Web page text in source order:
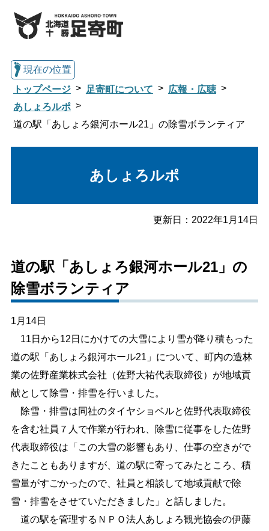
総合トップへ戻る
くらし・行政情報トップ
暮らし・手続き
しごと・産業
文字サイズ
標準 拡大
色合い
白 黒 黄 青
リセット
language
閉じる
現在の位置
トップページ
足寄町について
広報・広聴
あしょろルポ
道の駅「あしょろ銀河ホール21」の除雪ボランティア
あしょろルポ
更新日： 2022年1月14日
道の駅「あしょろ銀河ホール21」の
除雪ボランティア
1月14日
11日から12日にかけての大雪により雪が降り積もった
道の駅「あしょろ銀河ホール21」について、町内の造林
業の佐野産業株式会社（佐野大祐代表取締役）が地域貢
献として除雪・排雪を行いました。
除雪・排雪は同社のタイヤショベルと佐野代表取締役
を含む社員７人で作業が行われ、除雪に従事をした佐野
代表取締役は「この大雪の影響もあり、仕事の空きがで
きたこともありますが、道の駅に寄ってみたところ、積
雪量がすごかったので、社員と相談して地域貢献で除
雪・排雪をさせていただきました」と話しました。
道の駅を管理するＮＰＯ法人あしょろ観光協会の伊藤